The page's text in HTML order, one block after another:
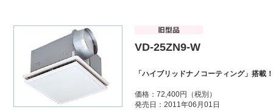
VD-25ZN9-W
「ハイブリッドナノコーティング」搭載
価格：72,400円（税別）
発売日：2011年06月01日